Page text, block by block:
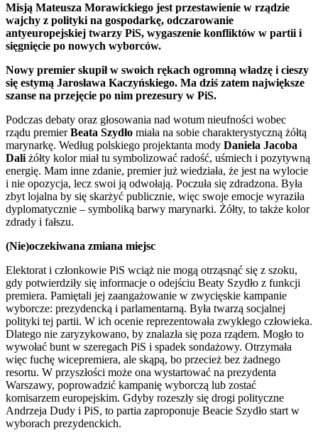
Misją Mateusza Morawickiego jest przestawienie w rządzie
wajchy z polityki na gospodarkę, odczarowanie
antyeuropejskiej twarzy PiS, wygaszenie konfliktów w partii i
sięgnięcie po nowych wyborców.
Nowy premier skupił w swoich rękach ogromną władzę i cieszy
się estymą Jarosława Kaczyńskiego. Ma dziś zatem największe
szanse na przejęcie po nim prezesury w PiS.
Podczas debaty oraz głosowania nad wotum nieufności wobec
rządu premierBeata Szydło miała na sobie charakterystyczną żółtą
marynarkę. Według polskiego projektanta mody Daniela Jacoba
Dali żółty kolor miał tu symbolizować radość, uśmiech i pozytywną
energię. Mam inne zdanie, premier już wiedziała, że jest na wylocie
i nie opozycja, lecz swoi ją odwołają. Poczuła się zdradzona. Była
zbyt lojalna by się skarżyć publicznie, więc swoje emocje wyraziła
dyplomatycznie – symboliką barwy marynarki. Żółty, to także kolor
zdrady i fałszu.
(Nie)oczekiwana zmiana miejsc
Elektorat i członkowie PiS wciąż nie mogą otrząsnąć się z szoku,
gdy potwierdziły się informacje o odejściu Beaty Szydło z funkcji
premiera. Pamiętali jej zaangażowanie w zwycięskie kampanie
wyborcze: prezydencką i parlamentarną. Była twarzą socjalnej
polityki tej partii. W ich ocenie reprezentowała zwykłego człowieka.
Dlatego nie zaryzykowano, by znalazła się poza rządem. Mogło to
wywołać bunt w szeregach PiS i spadek sondażowy. Otrzymała
więc fuchę wicepremiera, ale skąpą, bo przecież bez żadnego
resortu. W przyszłości może ona wystartować na prezydenta
Warszawy, poprowadzić kampanię wyborczą lub zostać
komisarzem europejskim. Gdyby rozeszły się drogi polityczne
Andrzeja Dudy i PiS, to partia zaproponuje Beacie Szydło start w
wyborach prezydenckich.